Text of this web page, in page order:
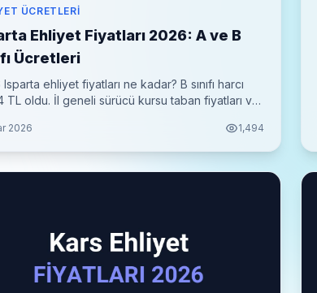
ÜCRETLERI
Ehliyet Fiyatları 2026: A ve B
Ücretleri
ehliyet fiyatları ne kadar? B sınıfı harcı
TL oldu. İl geneli sürücü kursu taban fiyatları ve
2026 1,494